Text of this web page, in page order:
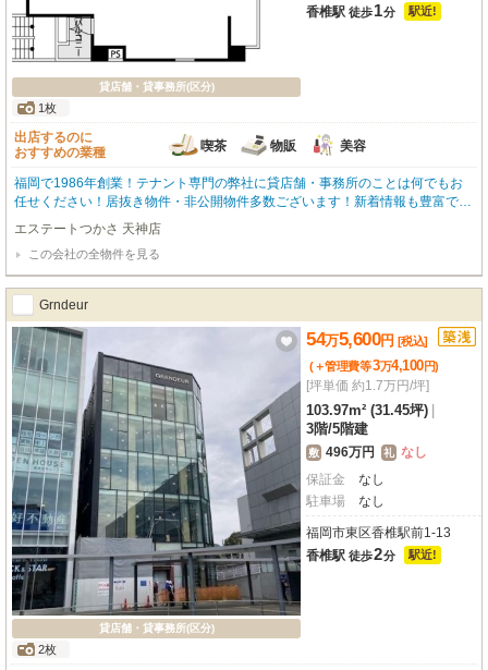
貸店舗・貸事務所(区分)
1枚
香椎駅 徒歩1分 駅近!
出店するのに
おすすめの業種
喫茶 物販 美容
福岡で1986年創業！テナント専門の弊社に貸店舗・事務所のことは何でもお
任せください！居抜き物件・非公開物件多数ございます！新着情報も豊富で
す！開店・移転・増店・居抜き売却はお気軽にお問い合わせください！
エステートつかさ 天神店
この会社の全物件を見る
Grndeur
貸店舗・貸事務所(区分)
2枚
54万5,600円 [税込]
(＋管理費等3万4,100円)
[坪単価 約1.7万円/坪]
103.97m² (31.45坪)
3階/5階建
敷 496万円 礼 なし
保証金
なし
駐車場
なし
福岡市東区香椎駅前1-13
香椎駅 徒歩2分 駅近!